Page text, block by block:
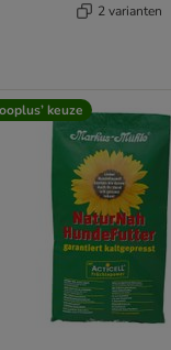
2 varianten
keuze